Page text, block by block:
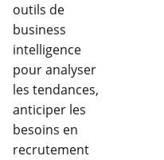
outils de
business
intelligence
pour analyser
les tendances,
anticiper les
besoins en
recrutement